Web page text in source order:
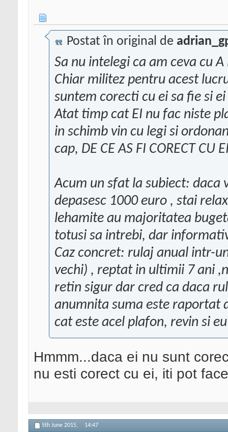
Postat în original de
Sa nu intelegi ca am ceva cu A
Chiar militez pentru acest
suntem corecti cu ei sa fie si
Atat timp cat EI nu fac niste
in schimb vin cu legi si
cap, DE CE AS FI CORECT CU
Acum un sfat la subiect: daca
depasesc 1000 euro , stai
lehamite au majoritatea
totusi sa intrebi, dar
Caz concret: rulaj anual intr-
vechi) , reptat in ultimii 7 ani
retin sigur dar cred ca daca
anumnita suma este raportat
cat este acel plafon, revin si
Hmmm...daca ei nu sunt
nu esti corect cu ei, iti pot
5th June 2015, 14:47